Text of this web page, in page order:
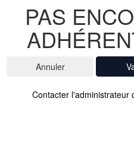
PAS
Contacter l'administrateur